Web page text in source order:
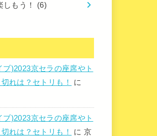
しもう！ (6)
)2023京セラの座席やト
れは？セトリも！
に
)2023京セラの座席やト
れは？セトリも！
に 京